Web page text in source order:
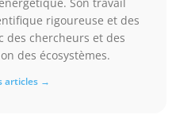
Son travail
rigoureuse et des
des chercheurs et des
des écosystèmes.
articles →